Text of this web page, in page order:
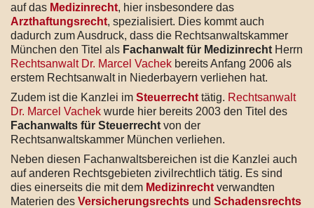
auf das Medizinrecht, hier insbesondere das
Arzthaftungsrecht, spezialisiert. Dies kommt auch
dadurch zum Ausdruck, dass die Rechtsanwaltskammer
München den Titel als Fachanwalt für Medizinrecht Herrn
Rechtsanwalt Dr. Marcel Vachek bereits Anfang 2006 als
erstem Rechtsanwalt in Niederbayern verliehen hat.
Zudem ist die Kanzlei im Steuerrecht tätig. Rechtsanwalt
Dr. Marcel Vachek wurde hier bereits 2003 den Titel des
Fachanwalts für Steuerrecht von der
Rechtsanwaltskammer München verliehen.
Neben diesen Fachanwaltsbereichen ist die Kanzlei auch
auf anderen Rechtsgebieten zivilrechtlich tätig. Es sind
dies einerseits die mit dem Medizinrecht verwandten
Materien des Versicherungsrechts und Schadensrechts